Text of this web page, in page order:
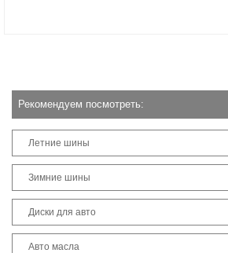
Рекомендуем посмотреть:
Летние шины
Зимние шины
Диски для авто
Авто масла